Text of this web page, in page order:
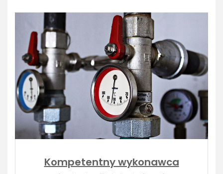
Kompetentny wykonawca